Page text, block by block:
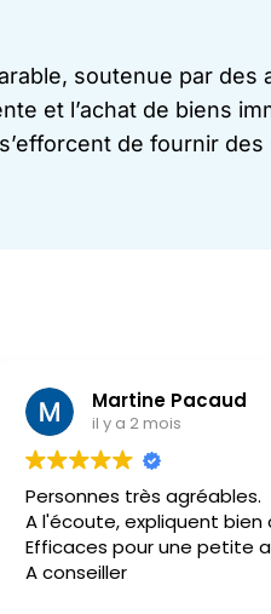
soutenue par des
et l’achat de biens
de fournir
Martine Pacaud
il y a 2 mois
Personnes très agréables.
A l'écoute, expliquent bien
Efficaces pour une petite
A conseiller